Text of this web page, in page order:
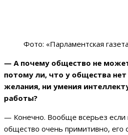
Фото: «Парламентская
— А почему общество не
потому ли, что у общества
желания, ни умения
работы?
— Конечно. Вообще всерьез если
общество очень примитивно, его